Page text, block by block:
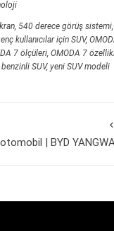
, 540 derece görüş sistemi,
kullanıcılar için SUV,
7 ölçüleri, OMODA 7
SUV, yeni SUV modeli
| BYD